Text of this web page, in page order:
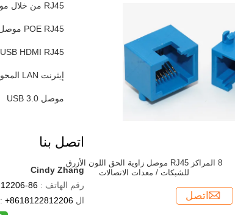
RJ45 من خلال موصل هول
POE RJ45 موصل
USB HDMI RJ45
إيثرنت LAN المحولات
موصل USB 3.0
اتصل بنا
Cindy Zhang
رقم الهاتف :
ال WhatsApp : +8618122812206
8 المراكز RJ45 موصل زاوية الحق اللون الأزرق
للشبكات / معدات الاتصالات
اتصل